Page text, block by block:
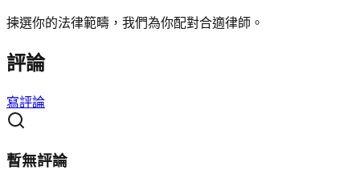
揀選你的法律範疇，我們為你配對合適律師。
評論
寫評論
暫無評論